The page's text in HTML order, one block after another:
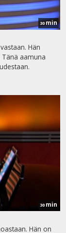
30min
Hän
aamuna
30 min
Hän on